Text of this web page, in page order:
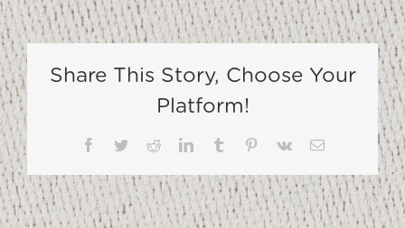
Share This Story, Choose Your
Platform!
Facebook
TwitterRedditLinkedInTumblr Pinterest
Vk Email